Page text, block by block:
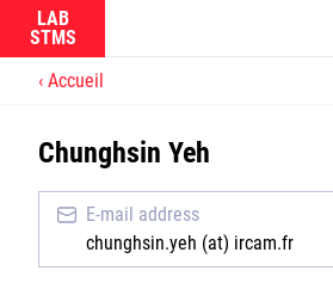
LAB
La recherche
Actualités
Accueil
Chunghsin Yeh
E-mail address
chunghsin.yeh (at) ircam.fr